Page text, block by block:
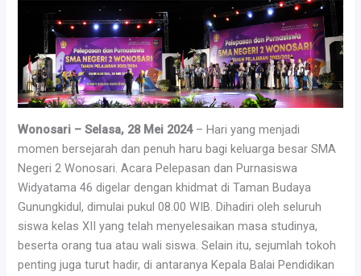
Wonosari – Selasa, 28 Mei 2024– Hari yang menjadi
momen bersejarah dan penuh haru bagi keluarga besar SMA
Negeri 2 Wonosari. Acara Pelepasan dan Purnasiswa
Widyatama 46 digelar dengan khidmat di Taman Budaya
Gunungkidul, dimulai pukul 08.00 WIB. Dihadiri oleh seluruh
siswa kelas XII yang telah menyelesaikan masa studinya,
beserta orang tua atau wali siswa. Selain itu, sejumlah tokoh
penting juga turut hadir, di antaranya Kepala Balai Pendidikan